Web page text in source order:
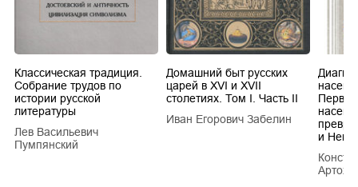
Классическая традиция.
Собрание трудов по
истории русской
литературы
Лев Васильевич
Пумпянский
Домашний быт русских
царей в XVI и XVII
столетиях. Том I. Часть II
Иван Егорович Забелин
и